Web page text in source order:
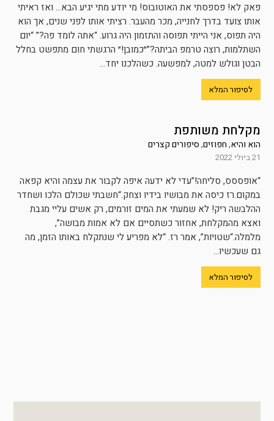
פאק לא! פספסתי את האוטובוס! מי יודע מתי יגיע הבא… ואז ראיתי
אותו צועד בדרך לחנייה, מכר מהעבר. רציתי אותו לפני שנים, אך הוא
היה תפוס, אני הייתי תפוסה והתזמון היה גרוע. “אתה לומד פה?” “יום
השתלמות, רוצה טרמפ הביתה?”״כמובן!״ הרגשתי חום מתפשט בחלל
הבטן וגולש למטה, למפשעה. כשהלכנו יחד...
לסיפור המלא
מקלחת משותפת
הוא והיא,חפוזים,סיפורים קצרים
21 ביולי 2022
“אופססס, סליחה!”עדי לא ידעה איפה לקבור את עצמה והיא קפאה
במקום.רז כיסה את מבושיו בידיו וצחק.“חשבתי שכולם הלכו ושחדר
ההלבשה ריק! לא שמעתי את המים זורמים, רק אשים עליי מגבת
ואצא מהמקלחת, אחזור כשתסיים אם לא אמות מבושה”,
מלמלה.“שטויות”, אמר רז. “לא מפריע לי שנתקלח באותו הזמן, מה
גם שעכשיו...
לסיפור המלא